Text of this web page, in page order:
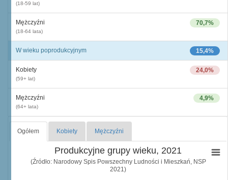
(18-59 lat)
70,7%
Mężczyźni
(18-64 lata)
15,4%
W wieku poprodukcyjnym
24,0%
Kobiety
(59+ lat)
4,9%
Mężczyźni
(64+ lata)
Ogółem Kobiety Mężczyźni
Produkcyjne grupy wieku, 2021
(Źródło: Narodowy Spis Powszechny Ludności i Mieszkań, NSP
2021)